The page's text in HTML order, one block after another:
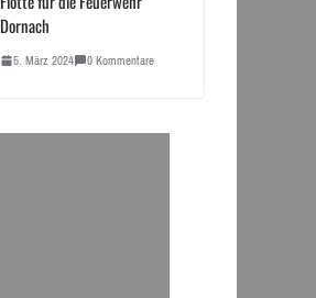
Dornach
5. März 2024 0 Kommentare